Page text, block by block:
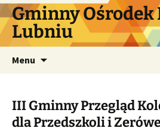
Przejdź
do
treści
Gminny
Lubniu
Menu
III Gminny Przegląd
dla Przedszkoli i